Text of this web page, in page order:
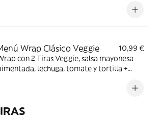
Wrap Clásico Veggie
10,99 €
con 2 Tiras Veggie, salsa mayonesa
lechuga, tomate y tortilla +